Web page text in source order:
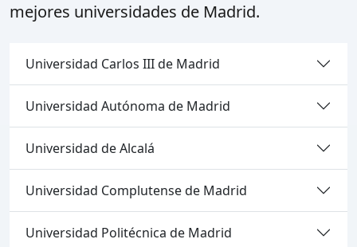
mejores universidades de Madrid.
Universidad Carlos III de Madrid
Universidad Autónoma de Madrid
Universidad de Alcalá
Universidad Complutense de Madrid
Universidad Politécnica de Madrid